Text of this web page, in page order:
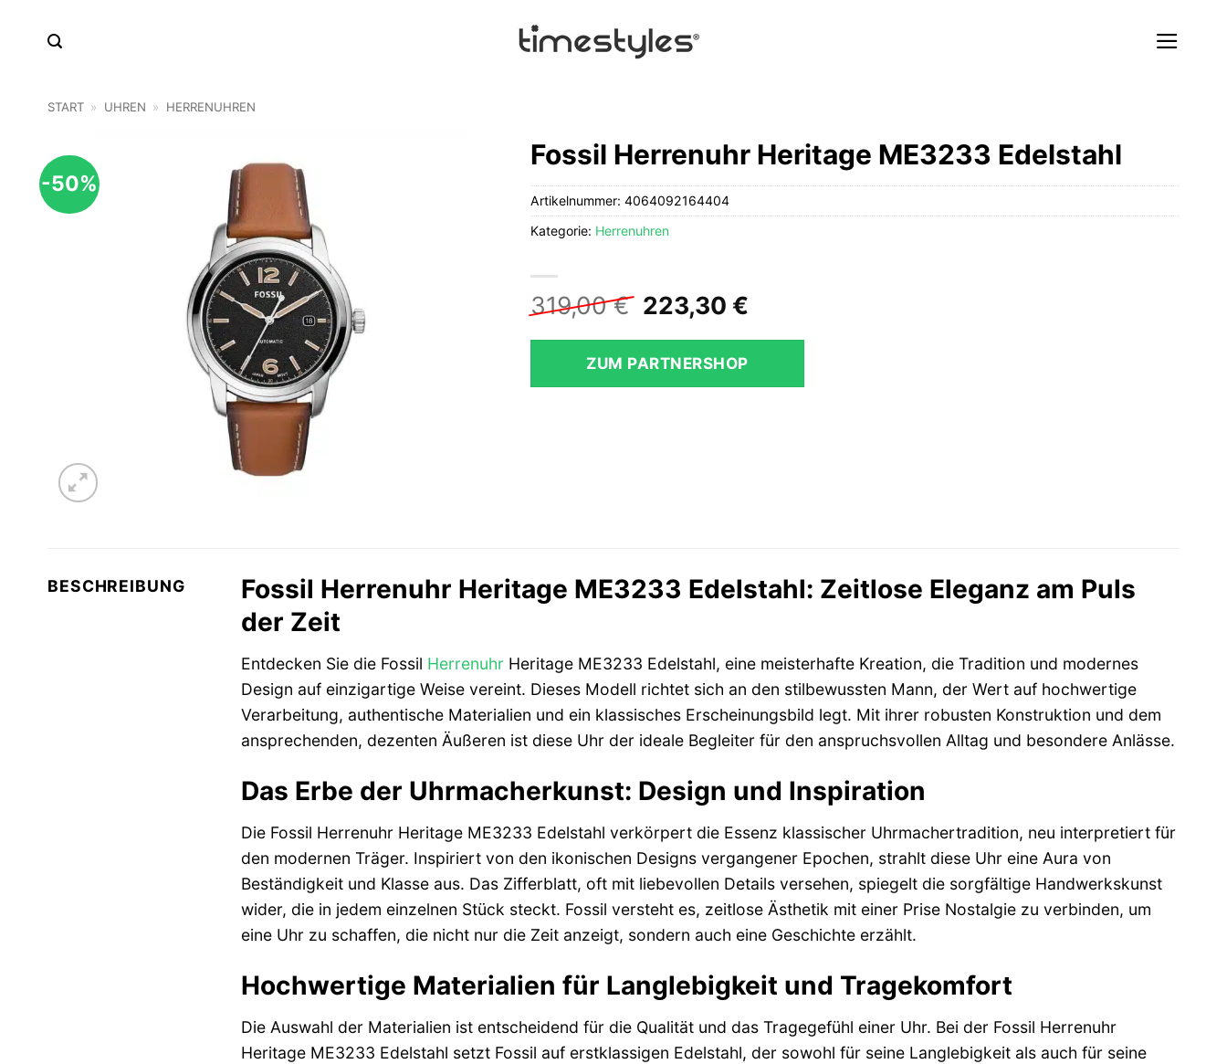
START » UHREN » HERRENUHREN
-50%
Fossil Herrenuhr Heritage ME3233 Edelstahl
319,00€ Ursprünglicher
Preis
war:
319,00 €
223,30 €
ZUM PARTNERSHOP
Artikelnummer:4064092164404
Kategorie: Herrenuhren
BESCHREIBUNG
Fossil Herrenuhr Heritage ME3233 Edelstahl: Zeitlose Eleganz am Puls
der Zeit
Entdecken Sie die Fossil HerrenuhrHeritage ME3233 Edelstahl, eine meisterhafte Kreation, die Tradition und modernes
Design auf einzigartige Weise vereint. Dieses Modell richtet sich an den stilbewussten Mann, der Wert auf hochwertige
Verarbeitung, authentische Materialien und ein klassisches Erscheinungsbild legt. Mit ihrer robusten Konstruktion und dem
ansprechenden, dezenten Äußeren ist diese Uhr der ideale Begleiter für den anspruchsvollen Alltag und besondere Anlässe.
Das Erbe der Uhrmacherkunst: Design und Inspiration
Die Fossil Herrenuhr Heritage ME3233 Edelstahl verkörpert die Essenz klassischer Uhrmachertradition, neu interpretiert für
den modernen Träger. Inspiriert von den ikonischen Designs vergangener Epochen, strahlt diese Uhr eine Aura von
Beständigkeit und Klasse aus. Das Zifferblatt, oft mit liebevollen Details versehen, spiegelt die sorgfältige Handwerkskunst
wider, die in jedem einzelnen Stück steckt. Fossil versteht es, zeitlose Ästhetik mit einer Prise Nostalgie zu verbinden, um
eine Uhr zu schaffen, die nicht nur die Zeit anzeigt, sondern auch eine Geschichte erzählt.
Hochwertige Materialien für Langlebigkeit und Tragekomfort
Die Auswahl der Materialien ist entscheidend für die Qualität und das Tragegefühl einer Uhr. Bei der Fossil Herrenuhr
Heritage ME3233 Edelstahl setzt Fossil auf erstklassigen Edelstahl, der sowohl für seine Langlebigkeit als auch für seine